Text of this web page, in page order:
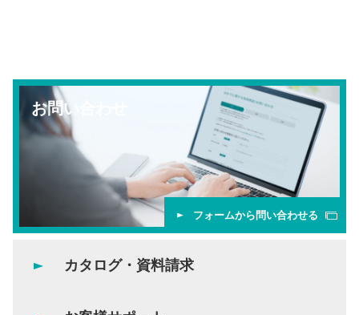
お問い合わせ
フォームから問い合わせる
カタログ・資料請求